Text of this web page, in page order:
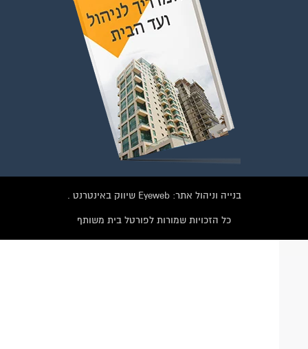
בנייה וניהול אתר: Eyeweb שיווק באינטרנט .
כל הזכויות שמורות לפורטל בית משותף
וועדי בתים ודיירים
הצטרפו עכשיו לקבוצת
הפייסבוק הגדולה בישראל
הנותנת מענה לבעיות
הדיור בבית המשותף!!!
להצטרפות לחצו על התמונה או על הכפתור ושלחו בקשת הצטרפות בדף
הקבוצה
לחץ למעבר לקבוצה